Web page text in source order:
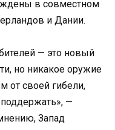
в совместном
и Дании.
— это новый
но никакое оружие
от своей гибели,
—
Запад